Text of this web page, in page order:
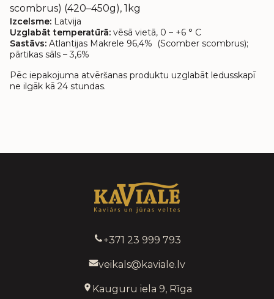
scombrus) (420–450g), 1kg
Izcelsme: Latvija
Uzglabāt temperatūrā: vēsā vietā, 0 – +6 ° C
Sastāvs: Atlantijas Makrele 96,4% (Scomber scombrus);
pārtikas sāls – 3,6%
Pēc iepakojuma atvēršanas produktu uzglabāt ledusskapī
ne ilgāk kā 24 stundas.
+371 23 999 793
veikals@kaviale.lv
Kauguru iela 9, Rīga